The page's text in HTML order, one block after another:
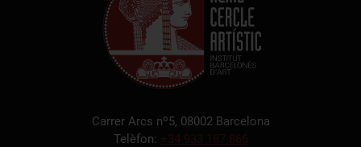
Carrer Arcs nº5, 08002 Barcelona
Telèfon: +34 933 187 866